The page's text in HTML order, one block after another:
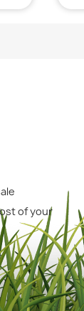
of your